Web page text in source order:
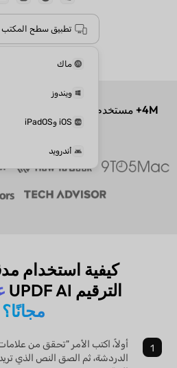
4.8
متوفر على UPDF AI على
تطبيق سطح المكتب
ويندوز
iOS وiPadOS
4M+ مستخدم،
من أخطاء
به من قبل أبرز
كيفية استخدام
الترقيم UPDF AI
مجانًا؟
أولاً، اكتب الأمر "تحقق من
الدردشة، ثم الصق النص الذي